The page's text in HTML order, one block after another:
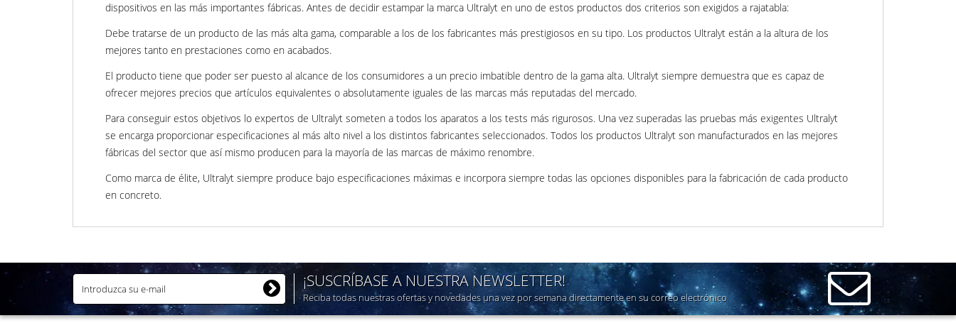
dispositivos en las más importantes fábricas. Antes de decidir estampar la marca Ultralyt en uno de estos productos dos criterios son exigidos a rajatabla:
Debe tratarse de un producto de las más alta gama, comparable a los de los fabricantes más prestigiosos en su tipo. Los productos Ultralyt están a la altura de los
mejores tanto en prestaciones como en acabados.
El producto tiene que poder ser puesto al alcance de los consumidores a un precio imbatible dentro de la gama alta. Ultralyt siempre demuestra que es capaz de
ofrecer mejores precios que artículos equivalentes o absolutamente iguales de las marcas más reputadas del mercado.
Para conseguir estos objetivos lo expertos de Ultralyt someten a todos los aparatos a los tests más rigurosos. Una vez superadas las pruebas más exigentes Ultralyt
se encarga proporcionar especificaciones al más alto nivel a los distintos fabricantes seleccionados. Todos los productos Ultralyt son manufacturados en las mejores
fábricas del sector que así mismo producen para la mayoría de las marcas de máximo renombre.
Como marca de élite, Ultralyt siempre produce bajo especificaciones máximas e incorpora siempre todas las opciones disponibles para la fabricación de cada producto
en concreto.
¡SUSCRÍBASE A NUESTRA NEWSLETTER!
Reciba todas nuestras ofertas y novedades una vez por semana directamente en su correo electrónico